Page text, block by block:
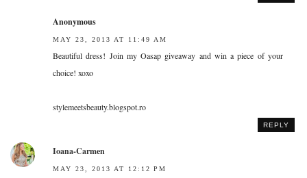
Anonymous
MAY 23, 2013 AT 11:49 AM
Beautiful dress! Join my Oasap giveaway and win a piece of your
choice! xoxo
stylemeetsbeauty.blogspot.ro
REPLY
Ioana-Carmen
MAY 23, 2013 AT 12:12 PM